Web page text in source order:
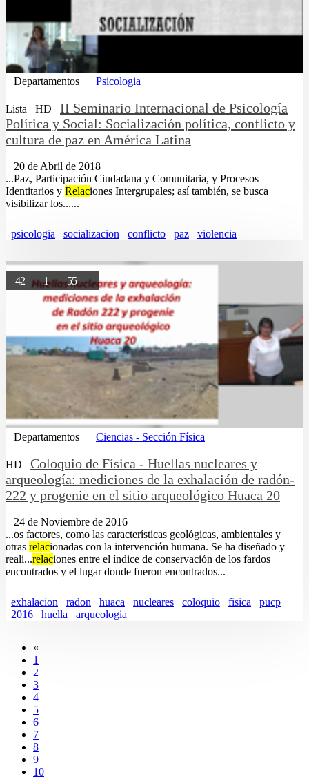
Departamentos Psicologia
Lista HD
II Seminario Internacional de Psicología
Política y Social: Socialización política, conflicto y
cultura de paz en América Latina
20 de Abril de 2018
...Paz, Participación Ciudadana y Comunitaria, y Procesos
Identitarios y Relaciones Intergrupales; así también, se busca
visibilizar los......
psicologia socializacion conflicto paz violencia
42 155
Departamentos Ciencias - Sección Física
HD
Coloquio de Física - Huellas nucleares y
arqueología: mediciones de la exhalación de radón-
222 y progenie en el sitio arqueológico Huaca 20
24 de Noviembre de 2016
...os factores, como las características geológicas, ambientales y
otras relacionadas con la intervención humana. Se ha diseñado y
reali...relaciones entre el índice de conservación de los fardos
encontrados y el lugar donde fueron encontrados...
exhalacion radon huaca nucleares coloquio fisica
pucp
2016
huella arqueologia
«
1
2
3
4
5
6
7
8
9
10